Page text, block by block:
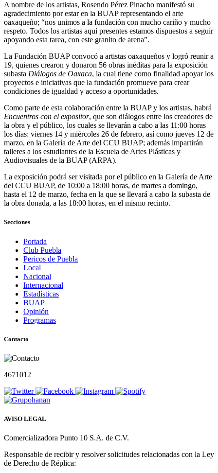
A nombre de los artistas, Rosendo Pérez Pinacho manifestó su
agradecimiento por estar en la BUAP representando el arte
oaxaqueño; “nos unimos a la fundación con mucho cariño y mucho
respeto. Todos los artistas aquí presentes estamos dispuestos a seguir
apoyando esta tarea, con este granito de arena”.
La Fundación BUAP convocó a artistas oaxaqueños y logró reunir a
19, quienes crearon y donaron 56 obras inéditas para la exposición
subasta Diálogos de Oaxaca, la cual tiene como finalidad apoyar los
proyectos e iniciativas que la fundación promueve para crear
condiciones de igualdad y acceso a oportunidades.
Como parte de esta colaboración entre la BUAP y los artistas, habrá
Encuentros con el expositor, que son diálogos entre los creadores de
la obra y el público, los cuales se llevarán a cabo a las 11:00 horas
los días: viernes 14 y miércoles 26 de febrero, así como jueves 12 de
marzo, en la Galería de Arte del CCU BUAP; además impartirán
talleres a los estudiantes de la Escuela de Artes Plásticas y
Audiovisuales de la BUAP (ARPA).
La exposición podrá ser visitada por el público en la Galería de Arte
del CCU BUAP, de 10:00 a 18:00 horas, de martes a domingo,
hasta el 12 de marzo, fecha en la que se llevará a cabo la subasta de
la obra donada, a las 18:00 horas, en el mismo recinto.
Secciones
Portada
Club Puebla
Pericos de Puebla
Local
Nacional
Internacional
Estadísticas
BUAP
Opinión
Programas
Contacto
4671012
AVISO LEGAL
Comercializadora Punto 10 S.A. de C.V.
Responsable de recibir y resolver solicitudes relacionadas con la Ley
de Derecho de Réplica: